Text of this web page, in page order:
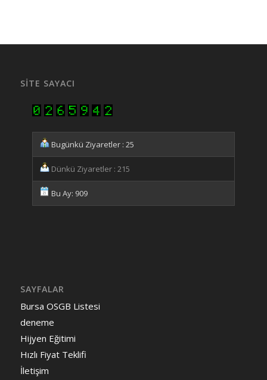
SITE SAYACI
Bugünkü Ziyaretler : 25
Dünkü Ziyaretler : 215
Bu Ay: 909
SAYFALAR
Bursa OSGB Listesi
deneme
Hijyen Eğitimi
Hızlı Fiyat Teklifi
İletişim